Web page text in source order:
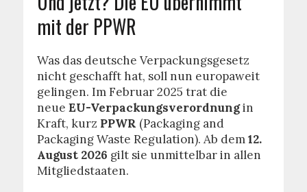
mit der PPWR
Was das deutsche Verpackungsgesetz
nicht geschafft hat, soll nun europaweit
gelingen. Im Februar 2025 trat die
neue EU-Verpackungsverordnungin
Kraft, kurz PPWR (Packaging and
Packaging Waste Regulation). Ab dem12.
August 2026 gilt sie unmittelbar in allen
Mitgliedstaaten.